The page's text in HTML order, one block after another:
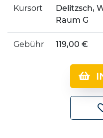
Kursort
Delitzsch,
Raum G
Gebühr 119,00 €